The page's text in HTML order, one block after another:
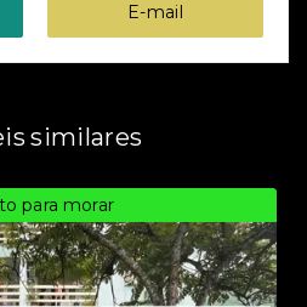
E-mail
similares
para morar